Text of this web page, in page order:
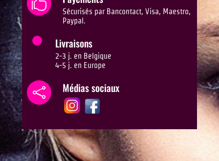

Sécurisés par Bancontact, Visa, Maestro,
Paypal.
Livraisons
2-3 j. en Belgique
4-5 j. en Europe
 Médias sociaux